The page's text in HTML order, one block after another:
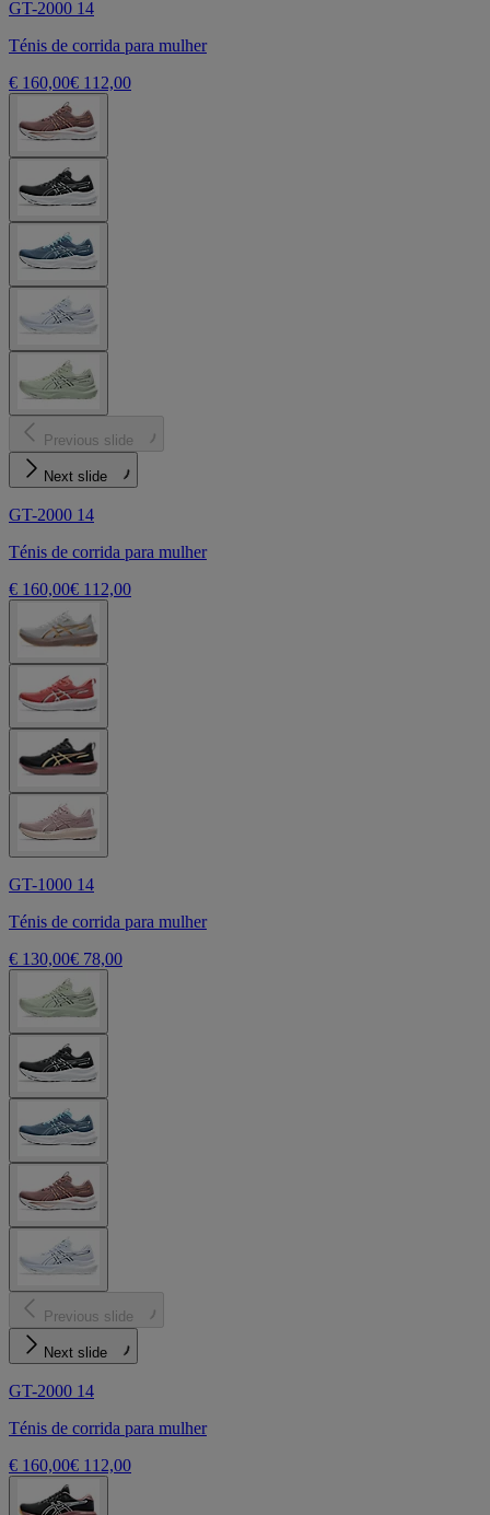
GT-2000 14
Ténis de corrida para mulher
€ 160,00€ 112,00
Previous slide
Next slide
GT-2000 14
Ténis de corrida para mulher
€ 160,00€ 112,00
GT-1000 14
Ténis de corrida para mulher
€ 130,00€ 78,00
Previous slide
Next slide
GT-2000 14
Ténis de corrida para mulher
€ 160,00€ 112,00